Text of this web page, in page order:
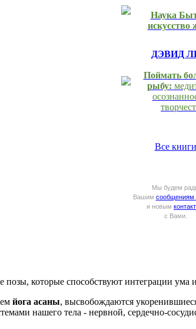
Наука
искусство
ДЭВИД
Поймать
рыбу:
Все книги
Мы будем
Вашим сообщениям
и новым
с Вами.
которые способствуют интеграции ума
йога асаны, высвобождаются
нашего тела - нервной, сердечно-